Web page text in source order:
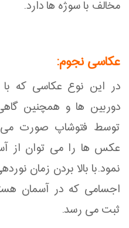
مخالف با سوژه ها دارد.
عکاسی نجوم:
در این نوع عکاسی که با
دوربین ها و همچنین
توسط فتوشاپ صورت می
عکس ها را می توان از
نمود.با بالا بردن زمان
اجسامی که در آسمان
ثبت می رسد.